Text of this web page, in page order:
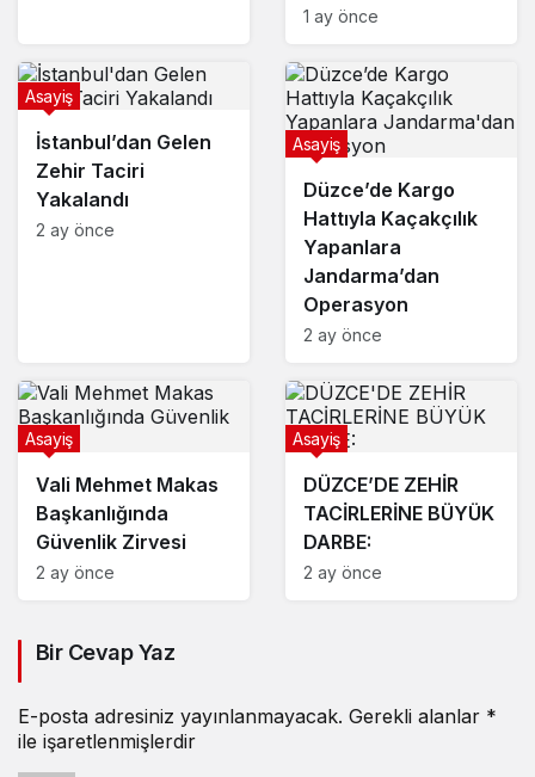
1 ay önce
İstanbul’dan Gelen
Zehir Taciri
Yakalandı
Asayiş
2 ay önce
Düzce’de Kargo
Hattıyla Kaçakçılık
Yapanlara
Jandarma’dan
Operasyon
Asayiş
2 ay önce
Vali Mehmet Makas
Başkanlığında
Güvenlik Zirvesi
Asayiş
2 ay önce
DÜZCE’DE ZEHİR
TACİRLERİNE BÜYÜK
DARBE:
Asayiş
2 ay önce
Bir Cevap Yaz
E-posta adresiniz yayınlanmayacak. Gerekli alanlar *
ile işaretlenmişlerdir